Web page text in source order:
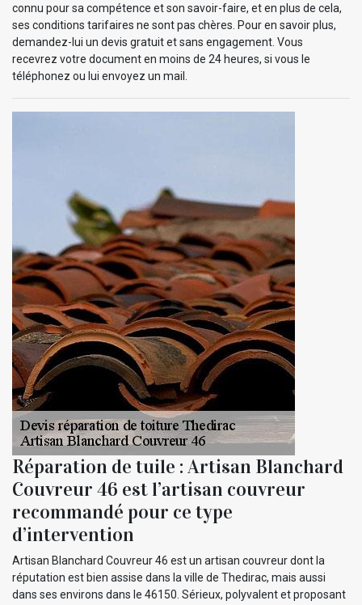
connu pour sa compétence et son savoir-faire, et en plus de cela,
ses conditions tarifaires ne sont pas chères. Pour en savoir plus,
demandez-lui un devis gratuit et sans engagement. Vous
recevrez votre document en moins de 24 heures, si vous le
téléphonez ou lui envoyez un mail.
Réparation de tuile : Artisan Blanchard
Couvreur 46 est l’artisan couvreur
recommandé pour ce type
d’intervention
Artisan Blanchard Couvreur 46 est un artisan couvreur dont la
réputation est bien assise dans la ville de Thedirac, mais aussi
dans ses environs dans le 46150. Sérieux, polyvalent et proposant